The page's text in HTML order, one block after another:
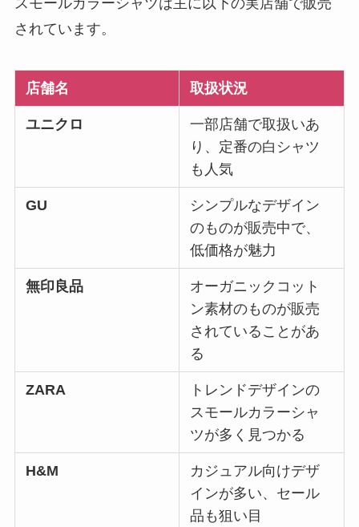
されています。
店舗名 取扱状況
ユニクロ
一部店舗で取扱いあ
り、定番の白シャツ
も人気
GU
シンプルなデザイン
のものが販売中で、
低価格が魅力
無印良品
オーガニックコット
ン素材のものが販売
されていることがあ
る
ZARA
トレンドデザインの
スモールカラーシャ
ツが多く見つかる
H&M
カジュアル向けデザ
インが多い、セール
品も狙い目